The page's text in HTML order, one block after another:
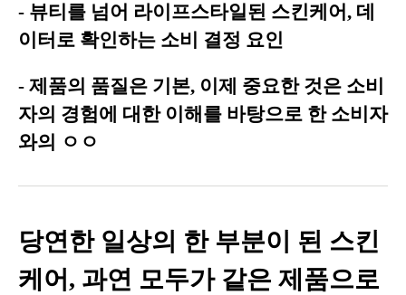
- 뷰티를 넘어 라이프스타일된 스킨케어, 데
이터로 확인하는 소비 결정 요인
- 제품의 품질은 기본, 이제 중요한 것은 소비
자의 경험에 대한 이해를 바탕으로 한 소비자
와의 ㅇㅇ
당연한 일상의 한 부분이 된 스킨
케어, 과연 모두가 같은 제품으로